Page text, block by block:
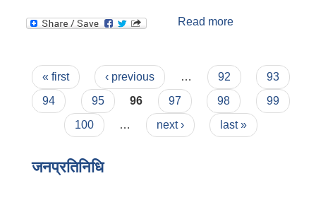
Read more
तर्जुमा कार्यन्वयन एवं
अन्तर सम्बन्धि
दुइदिने सहजीकरण
तालीमको आज
समापन कार्यक्रम
Pages
« first ‹ previous … 92
93
94
95 96 97 98
99
100
… next › last »
जनप्रतिनिधि